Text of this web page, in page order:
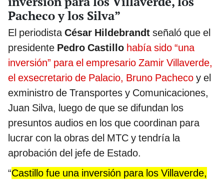
Pacheco y los Silva”
El periodistaCésar Hildebrandt señaló que el
presidente Pedro Castillo había sido “una
inversión” para el empresario Zamir Villaverde,
el exsecretario de Palacio, Bruno Pacheco y el
exministro de Transportes y Comunicaciones,
Juan Silva, luego de que se difundan los
presuntos audios en los que coordinan para
lucrar con la obras del MTC y tendría la
aprobación del jefe de Estado.
“Castillo fue una inversión para los Villaverde,